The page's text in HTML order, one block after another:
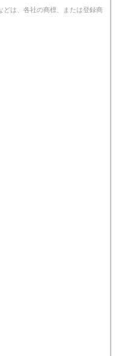
は、各社の商標、または登録商